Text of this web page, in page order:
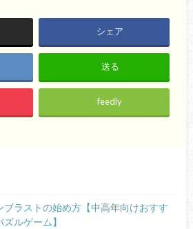
シェア
送る
feedly
ブラストの始め方【中高年向けおすす
ルゲーム】